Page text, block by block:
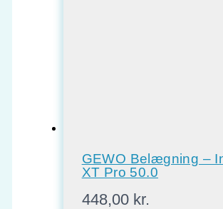
GEWO Belægning –
XT Pro 50.0
448,00 kr.